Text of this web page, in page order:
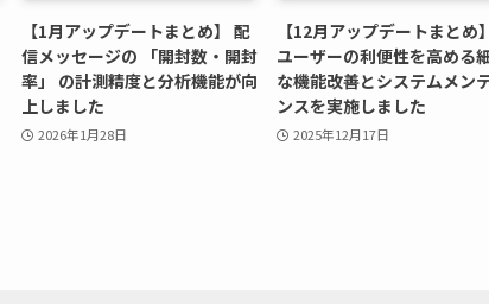
【1月アップデートまとめ】 配
信メッセージの 「開封数・開封
率」 の計測精度と分析機能が向
上しました
2026年1月28日
【12月アップデートまとめ
ユーザーの利便性を高める
な機能改善とシステムメン
ンスを実施しました
2025年12月17日